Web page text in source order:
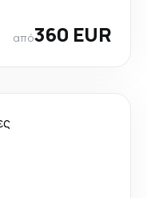
από360 EUR